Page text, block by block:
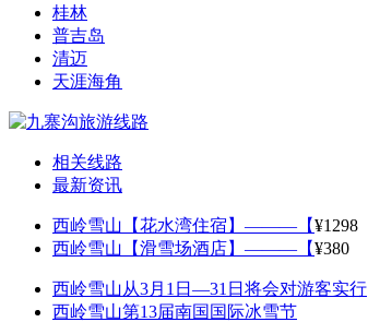
桂林
普吉岛
清迈
天涯海角
相关线路
最新资讯
西岭雪山【花水湾住宿】———【¥1298
西岭雪山【滑雪场酒店】———【¥380
西岭雪山从3月1日—31日将会对游客实行
西岭雪山第13届南国国际冰雪节